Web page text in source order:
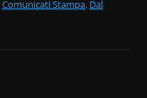
Comunicati Stampa, Dal